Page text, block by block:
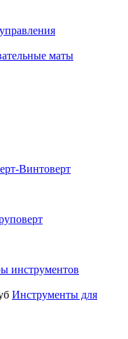
маты
Винтоверт
инструментов
Инструменты для